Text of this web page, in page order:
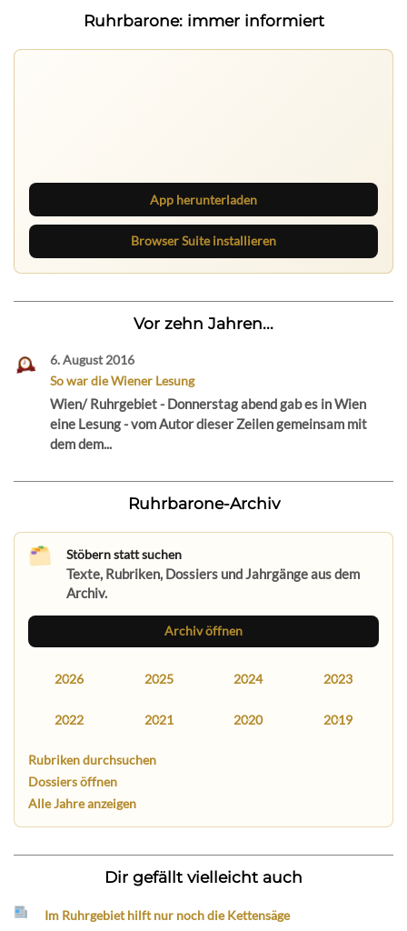
Ruhrbarone: immer informiert
App herunterladen
Browser Suite installieren
Vor zehn Jahren...
6. August 2016
So war die Wiener Lesung
Wien/ Ruhrgebiet - Donnerstag abend gab es in Wien
eine Lesung - vom Autor dieser Zeilen gemeinsam mit
dem dem...
Ruhrbarone-Archiv
Stöbern statt suchen
Texte, Rubriken, Dossiers und Jahrgänge aus dem
Archiv.
Archiv öffnen
2026 2025 2024 2023
2022 2021 2020 2019
Rubriken durchsuchen
Dossiers öffnen
Alle Jahre anzeigen
Dir gefällt vielleicht auch
Im Ruhrgebiet hilft nur noch die Kettensäge